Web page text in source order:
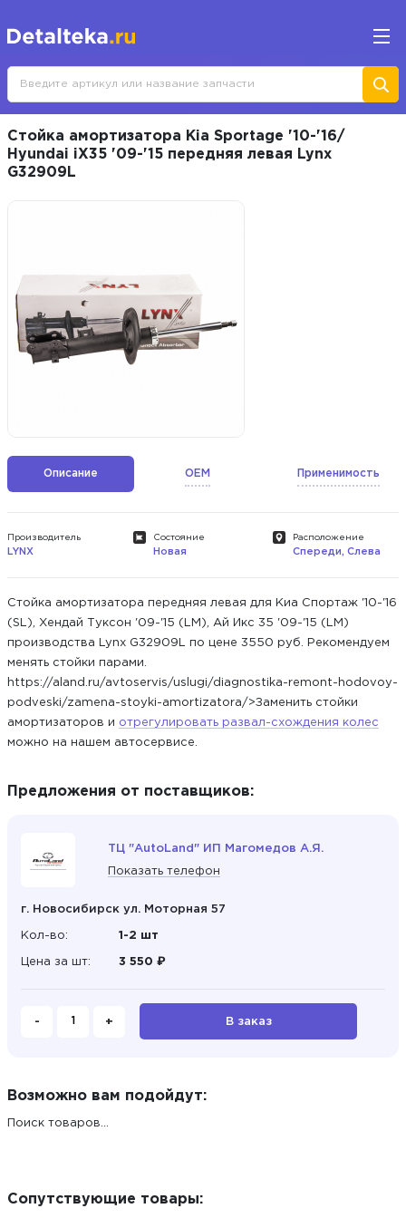
Стойка амортизатора Kia Sportage '10-'16/
Hyundai iX35 '09-'15 передняя левая Lynx
G32909L
Описание OEM Применимость
Производитель
LYNX
Состояние
Новая
Расположение
Спереди, Слева
Стойка амортизатора передняя левая для Киа Спортаж '10-'16
(SL), Хендай Туксон '09-'15 (LM), Ай Икс 35 '09-'15 (LM)
производства Lynx G32909L по цене 3550 руб. Рекомендуем
менять стойки парами.
https://aland.ru/avtoservis/uslugi/diagnostika-remont-hodovoy-
podveski/zamena-stoyki-amortizatora/>Заменить стойки
амортизаторов и отрегулировать развал-схождения колес
можно на нашем автосервисе.
Предложения от поставщиков:
ТЦ "AutoLand" ИП Магомедов А.Я.
Показать телефон
г. Новосибирск ул. Моторная 57
Кол-во: 1-2 шт
Цена за шт: 3 550 ₽
- + В заказ
Возможно вам подойдут:
Поиск товаров...
Сопутствующие товары: